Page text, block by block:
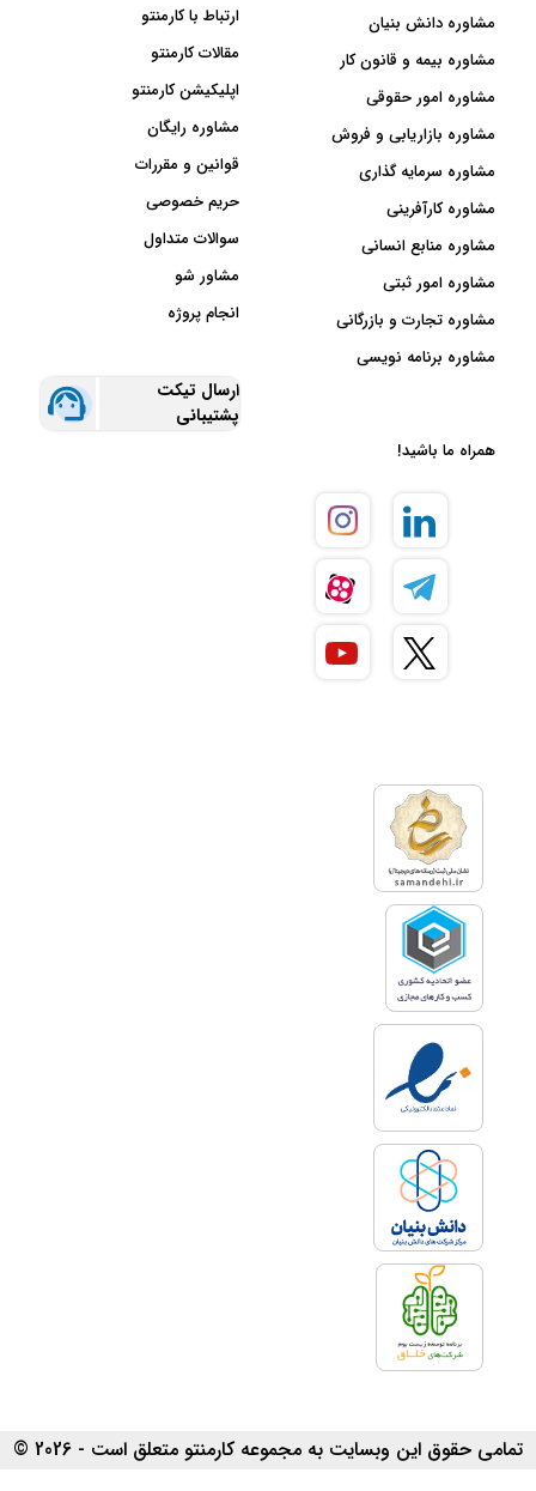
مشاوره دانش بنیان
مشاوره بیمه و قانون کار
مشاوره امور حقوقی
مشاوره بازاریابی و فروش
مشاوره سرمایه گذاری
مشاوره کارآفرینی
مشاوره منابع انسانی
مشاوره امور ثبتی
مشاوره تجارت و بازرگانی
مشاوره برنامه نویسی
ارتباط با کارمنتو
مقالات کارمنتو
اپلیکیشن کارمنتو
مشاوره رایگان
قوانین و مقررات
حریم خصوصی
سوالات متداول
مشاور شو
انجام پروژه
ارسال تیکت
پشتیبانی
همراه ما باشید!
تمامی حقوق این وبسایت به مجموعه کارمنتو متعلق است - 2026 ©